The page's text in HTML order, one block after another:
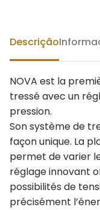
Descrição
NOVA est la
tressé avec un
pression.
Son système de
façon unique. La
permet de varier
réglage innovant
possibilités de
précisément